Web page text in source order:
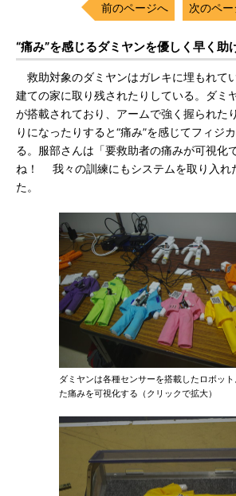
前のページへ 次のペ
“痛み”を感じるダミヤンを優しく早く助
救助対象のダミヤンはガレキに埋もれて
建ての家に取り残されたりしている。ダミ
が搭載されており、アームで強く握られた
りになったりすると“痛み”を感じてフィジ
る。服部さんは「要救助者の痛みが可視化
ね！ 我々の訓練にもシステムを取り入れ
た。
ダミヤンは各種センサーを搭載したロボッ
た痛みを可視化する（クリックで拡大）